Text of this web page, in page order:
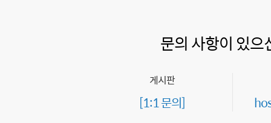
문의 사항이 있으
게시판
[1:1 문의]